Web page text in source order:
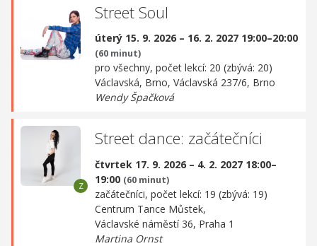
Street Soul
úterý 15. 9. 2026 – 16. 2. 2027 19:00–20:00
(60 minut)
pro všechny, počet lekcí: 20 (zbývá: 20)
Václavská, Brno, Václavská 237/6, Brno
Wendy Špačková
Street dance: začátečníci
čtvrtek 17. 9. 2026 – 4. 2. 2027 18:00–
19:00 (60 minut)
začátečníci, počet lekcí: 19 (zbývá: 19)
Centrum Tance Můstek,
Václavské náměstí 36, Praha 1
Martina Ornst